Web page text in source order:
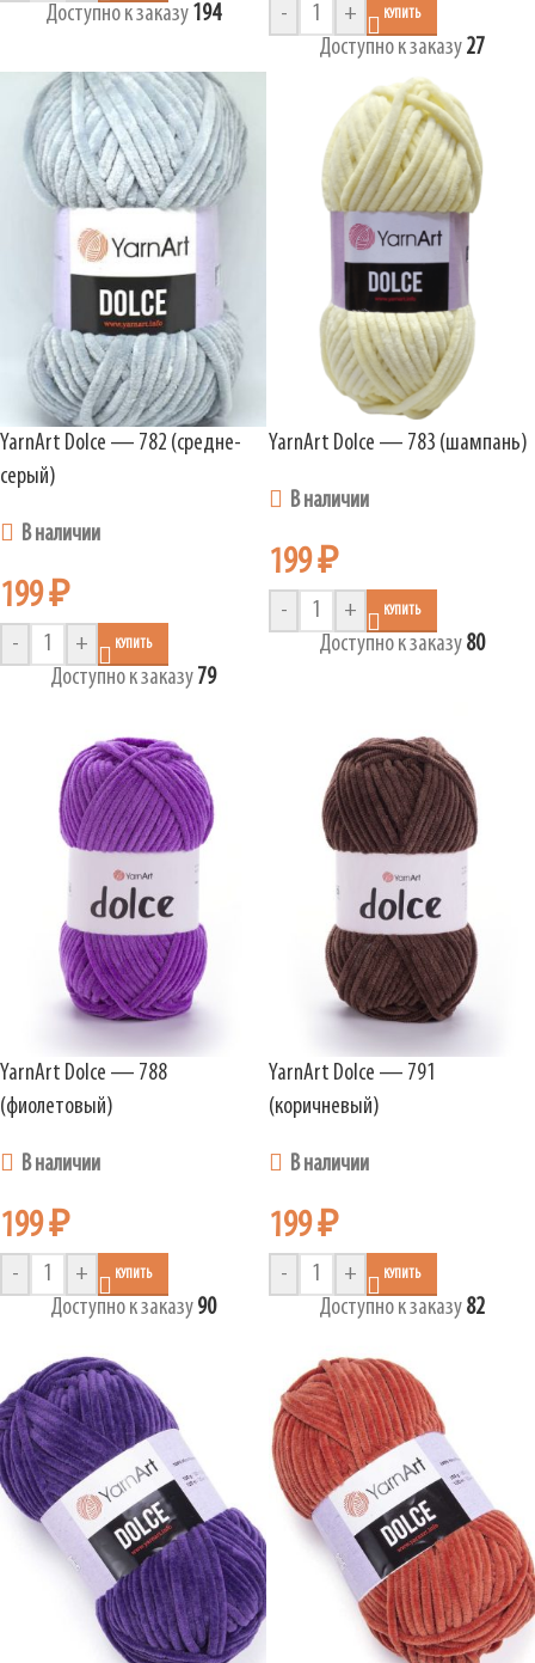
Доступно к заказу 194 - + КУПИТЬ
Доступно к заказу 27
YarnArt Dolce — 782 (средне-
серый)
В наличии
199₽
- + КУПИТЬ
Доступно к заказу 79
YarnArt Dolce — 783 (шампань)
В наличии
199₽
- + КУПИТЬ
Доступно к заказу 80
YarnArt Dolce — 788
(фиолетовый)
В наличии
199₽
- + КУПИТЬ
Доступно к заказу 90
YarnArt Dolce — 791
(коричневый)
В наличии
199₽
- + КУПИТЬ
Доступно к заказу 82